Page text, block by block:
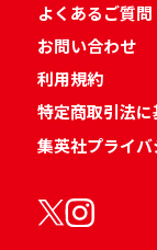
よくあるご質問
お問い合わせ
利用規約
特定商取引法
集英社プライ